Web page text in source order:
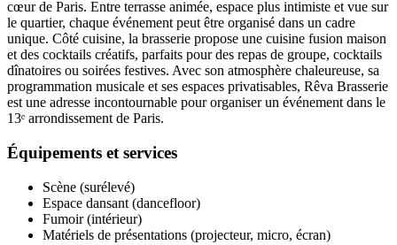
cœur de Paris. Entre terrasse animée, espace plus intimiste et vue sur
le quartier, chaque événement peut être organisé dans un cadre
unique. Côté cuisine, la brasserie propose une cuisine fusion maison
et des cocktails créatifs, parfaits pour des repas de groupe, cocktails
dînatoires ou soirées festives. Avec son atmosphère chaleureuse, sa
programmation musicale et ses espaces privatisables, Rêva Brasserie
est une adresse incontournable pour organiser un événement dans le
13ᵉ arrondissement de Paris.
Équipements et services
Scène (surélevé)
Espace dansant (dancefloor)
Fumoir (intérieur)
Matériels de présentations (projecteur, micro, écran)